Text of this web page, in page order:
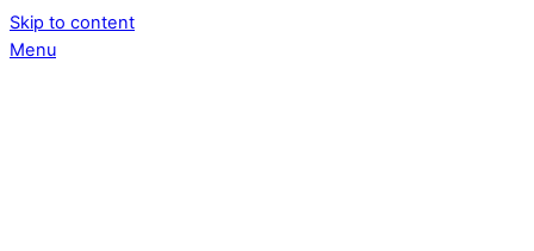
Skip to content
Menu